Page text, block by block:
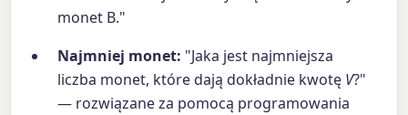
monet B."
Najmniej monet: "Jaka jest najmniejsza
liczba monet, które dają dokładnie kwotę V?"
— rozwiązane za pomocą programowania